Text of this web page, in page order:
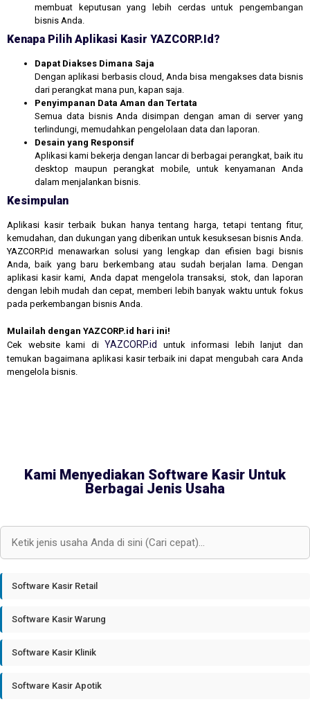
membuat keputusan yang lebih cerdas untuk pengembangan
bisnis Anda.
Kenapa Pilih Aplikasi Kasir YAZCORP.id?
Dapat Diakses Dimana Saja
Dengan aplikasi berbasis cloud, Anda bisa mengakses data bisnis
dari perangkat mana pun, kapan saja.
Penyimpanan Data Aman dan Tertata
Semua data bisnis Anda disimpan dengan aman di server yang
terlindungi, memudahkan pengelolaan data dan laporan.
Desain yang Responsif
Aplikasi kami bekerja dengan lancar di berbagai perangkat, baik itu
desktop maupun perangkat mobile, untuk kenyamanan Anda
dalam menjalankan bisnis.
Kesimpulan
Aplikasi kasir terbaik bukan hanya tentang harga, tetapi tentang fitur,
kemudahan, dan dukungan yang diberikan untuk kesuksesan bisnis Anda.
YAZCORP.id menawarkan solusi yang lengkap dan efisien bagi bisnis
Anda, baik yang baru berkembang atau sudah berjalan lama. Dengan
aplikasi kasir kami, Anda dapat mengelola transaksi, stok, dan laporan
dengan lebih mudah dan cepat, memberi lebih banyak waktu untuk fokus
pada perkembangan bisnis Anda.
Mulailah dengan YAZCORP.id hari ini!
Cek website kami di YAZCORP.id
untuk informasi lebih lanjut dan
temukan bagaimana aplikasi kasir terbaik ini dapat mengubah cara Anda
mengelola bisnis.
Kami Menyediakan Software Kasir Untuk
Berbagai Jenis Usaha
Software Kasir Retail
Software Kasir Warung
Software Kasir Klinik
Software Kasir Apotik